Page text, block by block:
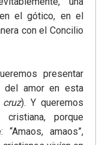
el gótico, en el
con el Concilio
presentar
del amor en esta
). Y queremos
cristiana, porque
amaos”,